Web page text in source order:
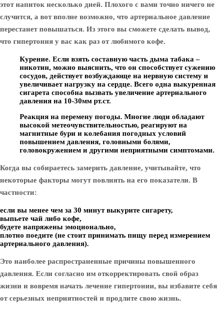
этот напиток несколько дней. Плохого с вами точно ничего не
случится, а вот вполне возможно, что артериальное давление
перестанет повышаться. Из этого вы сможете сделать вывод,
что гипертония у вас как раз от любимого кофе.
Курение. Если взять составную часть дыма табака –
никотин, можно выяснить, что он способствует сужению
сосудов, действует возбуждающе на нервную систему и
увеличивает нагрузку на сердце. Всего одна выкуренная
сигарета способна вызвать увеличение артериального
давления на 10-30мм рт.ст.
Реакция на перемену погоды. Многие люди обладают
высокой метеочувствительностью, реагируют на
магнитные бури и колебания погодных условий
повышением давления, головными болями,
головокружением и другими неприятными симптомами.
Когда вы собираетесь замерить давление, учитывайте, что
некоторые факторы могут повлиять на его показатели. В
частности:
если вы менее чем за 30 минут выкурите сигарету,
выпьете чай либо кофе,
будете напряжены эмоционально,
плотно поедите (не стоит принимать пищу перед измерением
артериального давления).
Это наиболее распространенные причины повышенного
давления. Если согласно им откорректировать свой образ
жизни и вовремя начать лечение гипертонии, вы избавите себя
от серьезных неприятностей и продлите свою жизнь.